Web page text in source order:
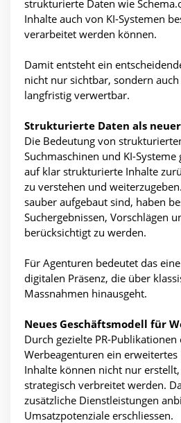
strukturierte Daten wie
Inhalte auch von KI-Systemen
verarbeitet werden können.
Damit entsteht ein
nicht nur sichtbar, sondern
langfristig verwertbar.
Strukturierte Daten als
Die Bedeutung von
Suchmaschinen und KI-
auf klar strukturierte Inhalte
zu verstehen und
sauber aufgebaut sind, haben
Suchergebnissen, Vorschlägen
berücksichtigt zu werden.
Für Agenturen bedeutet das
digitalen Präsenz, die über
Massnahmen hinausgeht.
Neues Geschäftsmodell für
Durch gezielte PR-
Werbeagenturen ein erweitertes
Inhalte können nicht nur
strategisch verbreitet werden.
zusätzliche Dienstleistungen
Umsatzpotenziale erschliessen.